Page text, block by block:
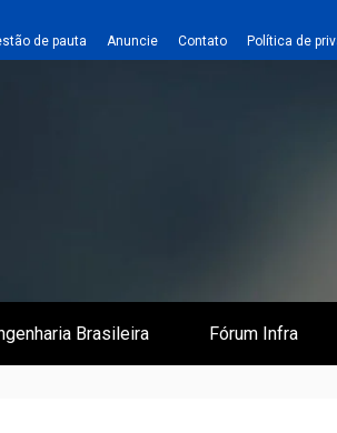
de pauta Anuncie Contato Política de
Brasileira Fórum Infra